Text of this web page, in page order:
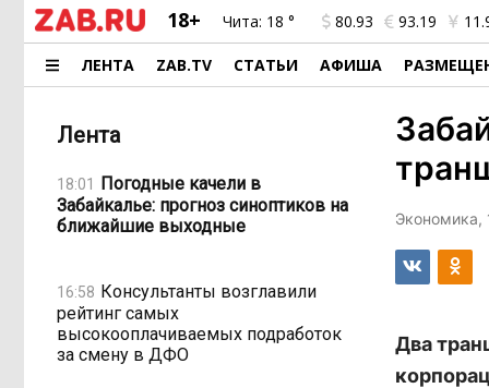
18+ Чита: 18 ° 80.93 93.19
ЛЕНТА ZAB.TV СТАТЬИ АФИША
Лента
18:01 Погодные качели в
Забайкалье: прогноз синоптиков на
ближайшие выходные
16:58 Консультанты возглавили
рейтинг самых
высокооплачиваемых подработок
за смену в ДФО
Экономика,
Два